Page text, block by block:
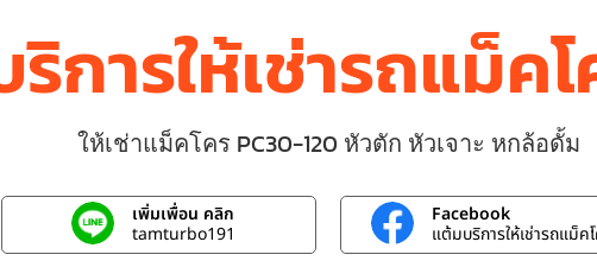
การให้เช่ารถแม็ค
ให้เช่าแม็คโคร PC30-120 หัวตัก หัวเจาะ หกล้อดั้ม
เพิ่มเพื่อน คลิก
tamturbo191
Facebook
แต้มบริการให้เช่ารถแม็ค